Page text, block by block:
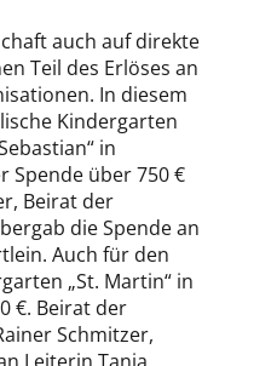
auch auf direkte
Teil des Erlöses an
In diesem
Kindergarten
in
Spende über 750 €
Beirat der
die Spende an
Auch für den
„St. Martin“ in
€. Beirat der
Schmitzer,